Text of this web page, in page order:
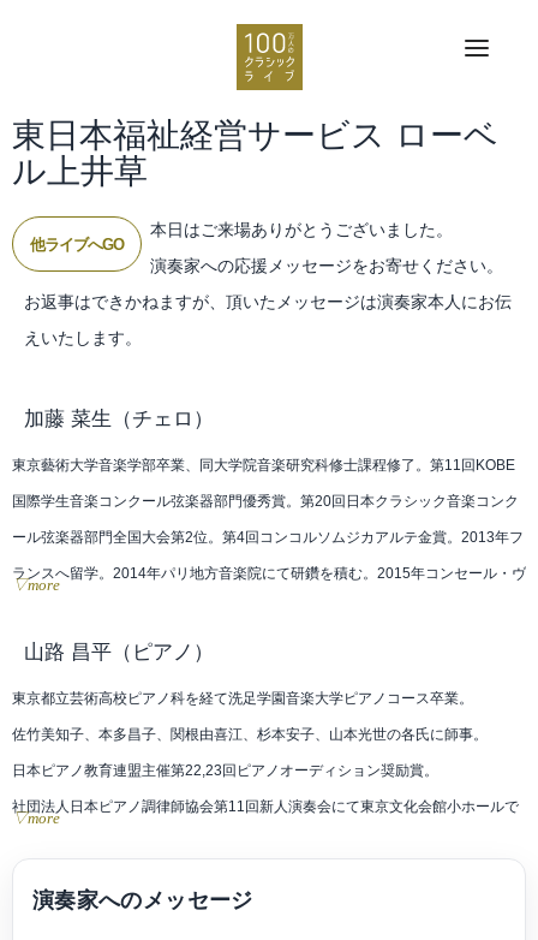
東日本福祉経営サービス ローベ
ル上井草
他ライブへGO
本日はご来場ありがとうございました。
演奏家への応援メッセージをお寄せください。
お返事はできかねますが、頂いたメッセージは演奏家本人にお伝
えいたします。
加藤 菜生 （チェロ）
東京藝術大学音楽学部卒業、同大学院音楽研究科修士課程修了。第11回KOBE
国際学生音楽コンクール弦楽器部門優秀賞。第20回日本クラシック音楽コンク
ール弦楽器部門全国大会第2位。第4回コンコルソムジカアルテ金賞。2013年フ
ランスへ留学。2014年パリ地方音楽院にて研鑽を積む。2015年コンセール・ヴ
▽more
山路 昌平 （ピアノ）
東京都立芸術高校ピアノ科を経て洗足学園音楽大学ピアノコース卒業。
佐竹美知子、本多昌子、関根由喜江、杉本安子、山本光世の各氏に師事。
日本ピアノ教育連盟主催第22,23回ピアノオーディション奨励賞。
社団法人日本ピアノ調律師協会第11回新人演奏会にて東京文化会館小ホールで
ブログコンサート予定 https://ameblo.jp/9314yamajisyouhei/
▽more